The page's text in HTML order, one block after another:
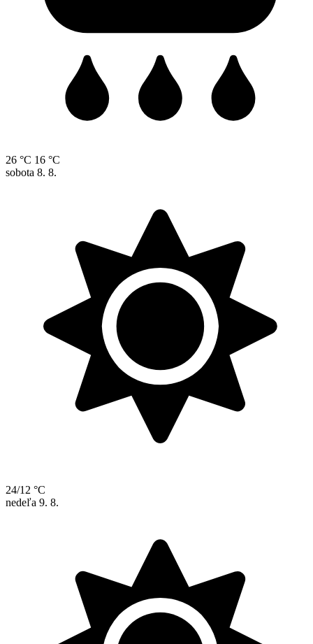
26 °C 16 °C
sobota 8. 8.
24/12 °C
nedeľa 9. 8.